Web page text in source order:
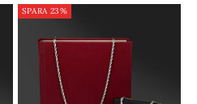
SPARA 23%